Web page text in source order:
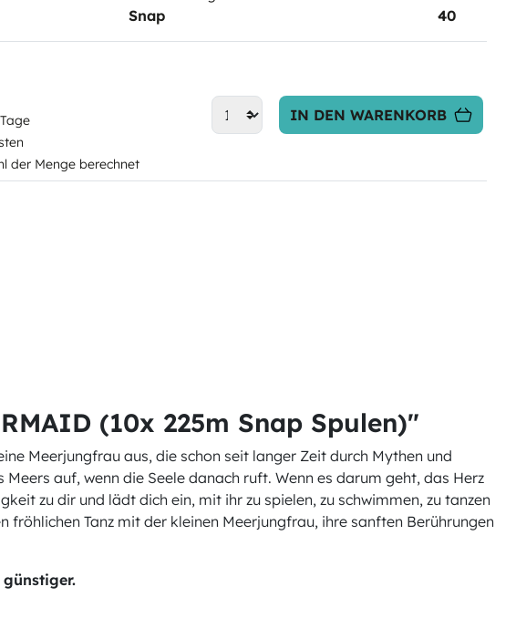
Snap
40
der Menge berechnet
IN DEN WARENKORB
(10x 225m Snap Spulen)"
Meerjungfrau aus, die schon seit langer Zeit durch Mythen und
auf, wenn die Seele danach ruft. Wenn es darum geht, das Herz
zu dir und lädt dich ein, mit ihr zu spielen, zu schwimmen, zu tanzen
fröhlichen Tanz mit der kleinen Meerjungfrau, ihre sanften Berührungen